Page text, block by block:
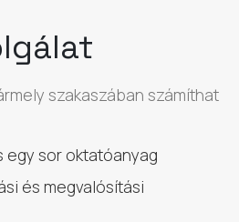
szakaszában számíthat
egy sor oktatóanyag
és megvalósítási